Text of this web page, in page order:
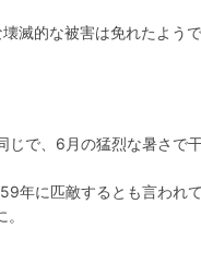
滅的な被害は免れたようで
で、6月の猛烈な暑さで
年に匹敵するとも言われて